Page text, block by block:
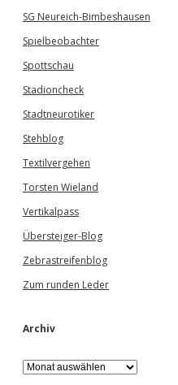
SG Neureich-Bimbeshausen
Spielbeobachter
Spottschau
Stadioncheck
Stadtneurotiker
Stehblog
Textilvergehen
Torsten Wieland
Vertikalpass
Übersteiger-Blog
Zebrastreifenblog
Zum runden Leder
Archiv
A
r